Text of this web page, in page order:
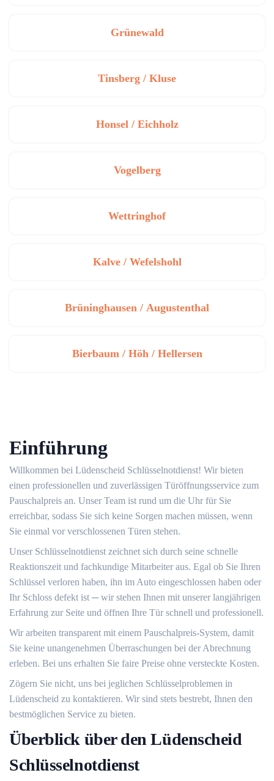
Grünewald
Tinsberg / Kluse
Honsel / Eichholz
Vogelberg
Wettringhof
Kalve / Wefelshohl
Brüninghausen / Augustenthal
Bierbaum / Höh / Hellersen
Einführung
Willkommen bei Lüdenscheid Schlüsselnotdienst! Wir bieten
einen professionellen und zuverlässigen Türöffnungsservice zum
Pauschalpreis an.​ Unser Team ist rund um die Uhr für Sie
erreichbar, sodass Sie sich keine Sorgen machen müssen, wenn
Sie einmal vor verschlossenen Türen stehen.​
Unser Schlüsselnotdienst zeichnet sich durch seine schnelle
Reaktionszeit und fachkundige Mitarbeiter aus.​ Egal ob Sie Ihren
Schlüssel verloren haben, ihn im Auto eingeschlossen haben oder
Ihr Schloss defekt ist ─ wir stehen Ihnen mit unserer langjährigen
Erfahrung zur Seite und öffnen Ihre Tür schnell und professionell.​
Wir arbeiten transparent mit einem Pauschalpreis-System, damit
Sie keine unangenehmen Überraschungen bei der Abrechnung
erleben.​ Bei uns erhalten Sie faire Preise ohne versteckte Kosten.​
Zögern Sie nicht, uns bei jeglichen Schlüsselproblemen in
Lüdenscheid zu kontaktieren.​ Wir sind stets bestrebt, Ihnen den
bestmöglichen Service zu bieten.​
Überblick über den Lüdenscheid
Schlüsselnotdienst